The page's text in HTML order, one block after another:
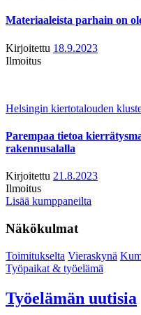
Materiaaleista parhain on
Kirjoitettu 18.9.2023
Ilmoitus
Helsingin kiertotalouden
Parempaa tietoa
rakennusalalla
Kirjoitettu 21.8.2023
Ilmoitus
Lisää kumppaneilta
Näkökulmat
Toimitukselta Vieraskynä
Työpaikat & työelämä
Työelämän uutisia